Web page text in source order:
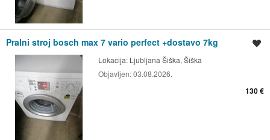
Pralni stroj bosch max 7 vario perfect +dostavo 7kg
Lokacija: Ljubljana Šiška, Šiška
Objavljen:03.08.2026.
130 €